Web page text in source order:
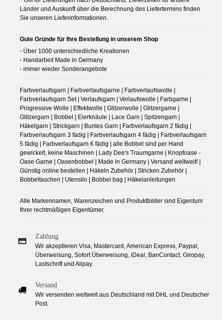
Länder und Auskunft über die Berechnung des Liefertermins finden
Sie unseren Lieferinformationen.
Gute Gründe für Ihre Bestellung in unserem Shop
- Über 1000 unterschiedliche Kreationen
- Handarbeit Made in Germany
- immer wieder Sonderangebote
Farbverlaufsgarn | Farbverlaufsgarne | Farbverlaufswolle |
Farbverlaufsgarn Set | Verlaufsgarn | Verlaufswolle | Farbgarne |
Progressive Wolle | Effektwolle | Glitzerwolle | Glitzergarne |
Glitzergarn | Bobbel | Eierknäule | Lace Garn | Spitzengarn |
Häkelgarn | Strickgarn | Buntes Garn | Farbverlaufsgarn 2 fädig |
Farbverlaufsgarn 3 fädig | Farbverlaufsgarn 4 fädig | Farbverlaufsgarn
5 fädig | Farbverlaufsgarn 6 fädig | alle Bobbel sind per Hand
gewickelt, keine Maschinen | Lady Dee's Traumgarne | Knopfoase -
Oase Garne | Oasenbobbel | Made in Germany | Versand weltweit! |
Günstig online bestellen | Häkeln Zubehör | Stricken Zubehör |
Bobbeltaschen | Utensilo | Bobbel bag | Häkelanleitungen
Alle Markennamen, Warenzeichen und Produktbilder sind Eigentum
Ihrer rechtmäßigen Eigentümer.
Zahlung
Wir akzeptieren Visa, Mastercard, American Express, Paypal,
Überweisung, Sofort Überweisung, iDeal, BanContact, Giropay,
Lastschrift und Alipay.
Versand
Wir versenden weltweit aus Deutschland mit DHL und Deutscher
Post.